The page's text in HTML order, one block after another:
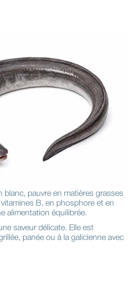
blanc, pauvre en matières grasses
B, en phosphore et en
alimentation équilibrée.
saveur délicate. Elle est
panée ou à la galicienne avec